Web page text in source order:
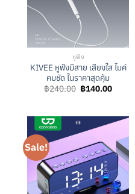
หูฟัง
KIVEE หูฟังมีสาย เสียงใส ไมค์
คมชัด ในราคาสุดคุ้ม
฿240.00 Original
price
฿140.00Current
Sale!